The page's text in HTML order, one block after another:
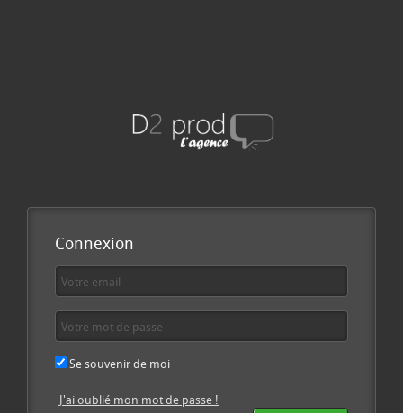
Connexion
Se souvenir de moi
J'ai oublié mon mot de passe !